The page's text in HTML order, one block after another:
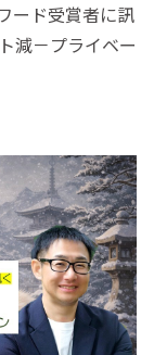
ード受賞者に訊
減－プライベー